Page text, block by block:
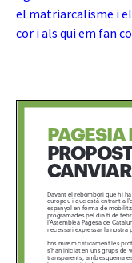
el matriarcalisme i
cor i als qui em fan